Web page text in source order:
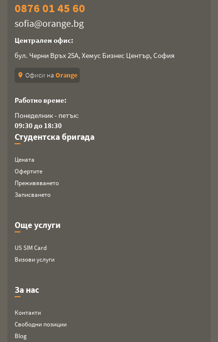
0876 01 45 60
sofia@orange.bg
Централен офис:
бул. Черни Връх 25А, Хемус Бизнес Център, София
location_on Офиси на Orange
Работно време:
Понеделник - петък:
09:30 до 18:30
Студентска бригада
Цената
Офертите
Преживяването
Записването
Още услуги
US SIM Card
Визови услуги
За нас
Контакти
Свободни позиции
Blog